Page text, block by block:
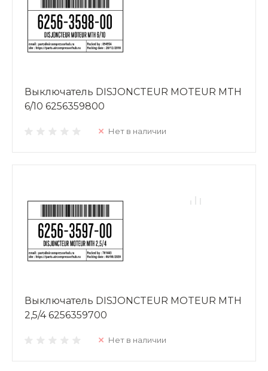
Выключатель DISJONCTEUR MOTEUR MTH
6/10 6256359800
Нет в наличии
Выключатель DISJONCTEUR MOTEUR MTH
2,5/4 6256359700
Нет в наличии